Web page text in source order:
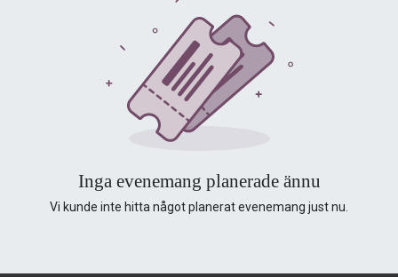
Inga evenemang planerade ännu
Vi kunde inte hitta något planerat evenemang just nu.